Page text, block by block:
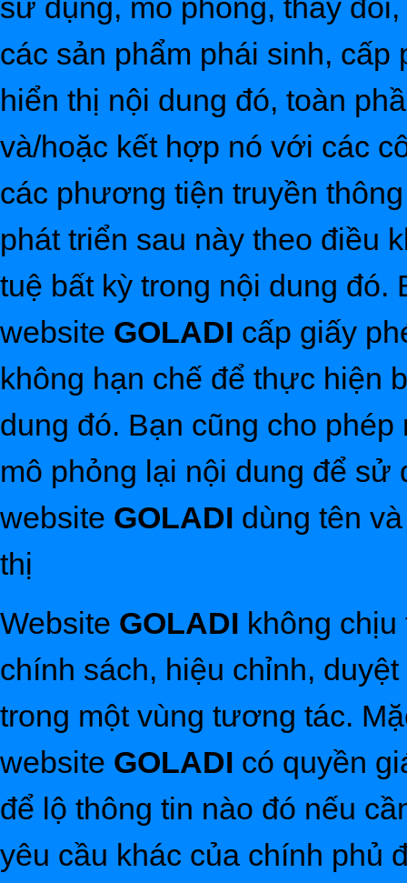
sử dụng, mô phỏng, thay
các sản phẩm phái sinh,
hiển thị nội dung đó, toàn
và/hoặc kết hợp nó với các
các phương tiện truyền
phát triển sau này theo điều
tuệ bất kỳ trong nội dung đó.
website GOLADI cấp giấy
không hạn chế để thực hiện
dung đó. Bạn cũng cho
mô phỏng lại nội dung để sử
website GOLADI dùng tên
thị
Website GOLADI không
chính sách, hiệu chỉnh,
trong một vùng tương tác.
website GOLADI có quyền
để lộ thông tin nào đó nếu
yêu cầu khác của chính phủ